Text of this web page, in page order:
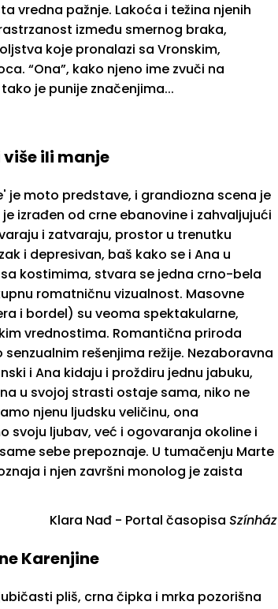
vredna pažnje. Lakoća i težina njenih
između smernog braka,
koje pronalazi sa Vronskim,
“Ona”, kako njeno ime zvuči na
je punije značenjima...
ili manje
je moto predstave, i grandiozna scena je
izrađen od crne ebanovine i zahvaljujući
i zatvaraju, prostor u trenutku
i depresivan, baš kako se i Ana u
kostimima, stvara se jedna crno-bela
romatničnu vizualnost. Masovne
i bordel) su veoma spektakularne,
vrednostima. Romantična priroda
rešenjima režije. Nezaboravna
i Ana kidaju i proždiru jednu jabuku,
u svojoj strasti ostaje sama, niko ne
njenu ljudsku veličinu, ona
svoju ljubav, već i ogovaranja okoline i
sebe prepoznaje. U tumačenju Marte
i njen završni monolog je zaista
Klara Nađ - Portal časopisa Színház
Karenjine
pliš, crna čipka i mrka pozorišna